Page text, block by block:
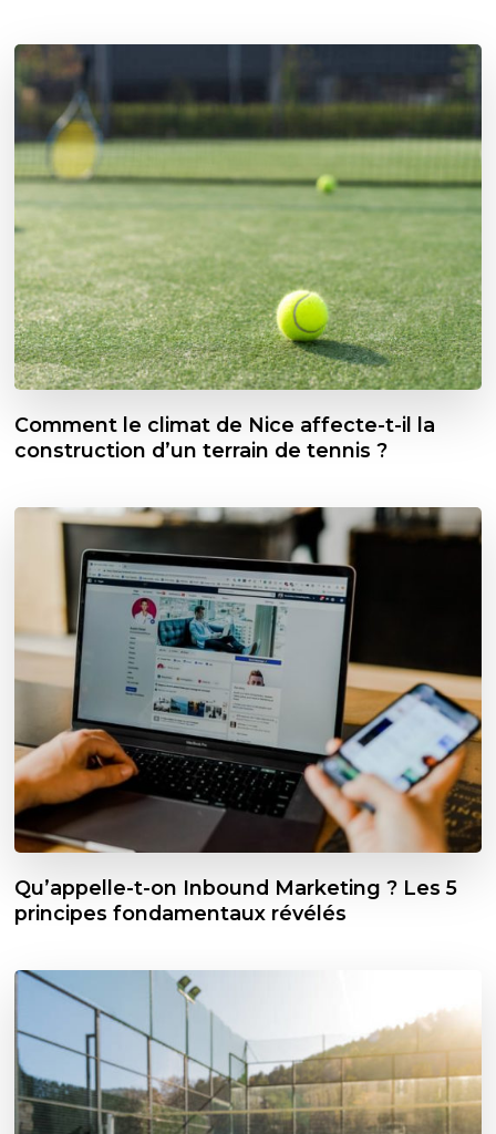
Comment le climat de Nice affecte-t-il la
construction d’un terrain de tennis ?
Qu’appelle-t-on Inbound Marketing ? Les 5
principes fondamentaux révélés